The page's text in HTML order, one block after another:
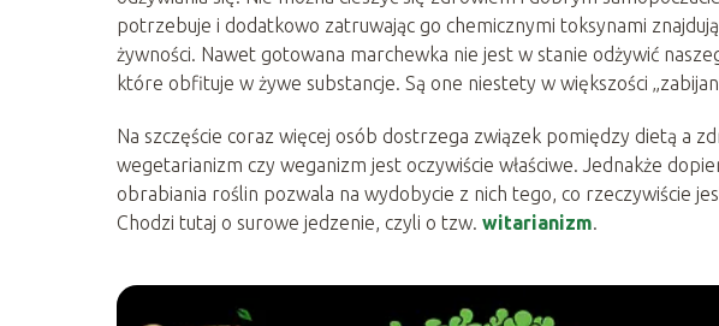
potrzebuje i dodatkowo zatruwając go chemicznymi toksynami
żywności. Nawet gotowana marchewka nie jest w stanie odżywić
które obfituje w żywe substancje. Są one niestety w większości
Na szczęście coraz więcej osób dostrzega związek pomiędzy dietą a
wegetarianizm czy weganizm jest oczywiście właściwe. Jednakże
obrabiania roślin pozwala na wydobycie z nich tego, co rzeczywiście
Chodzi tutaj o surowe jedzenie, czyli o tzw. witarianizm.